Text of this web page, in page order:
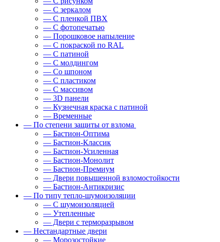
— С зеркалом
— С пленкой ПВХ
— С фотопечатью
— Порошковое напыление
— С покраской по RAL
— С патиной
— С молдингом
— Со шпоном
— С пластиком
— С массивом
— 3D панели
— Кузнечная краска с патиной
— Временные
— По степени защиты от взлома
— Бастион-Оптима
— Бастион-Классик
— Бастион-Усиленная
— Бастион-Монолит
— Бастион-Премиум
— Двери повышенной взломостойкости
— Бастион-Антикризис
— По типу тепло-шумоизоляции
— С шумоизоляцией
— Утепленные
— Двери с терморазрывом
— Нестандартные двери
— Морозостойкие